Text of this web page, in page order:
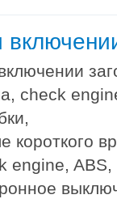
check
короткого
engine, ABS,